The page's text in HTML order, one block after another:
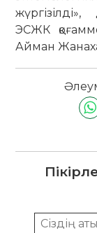
ЭСЖК
Айман